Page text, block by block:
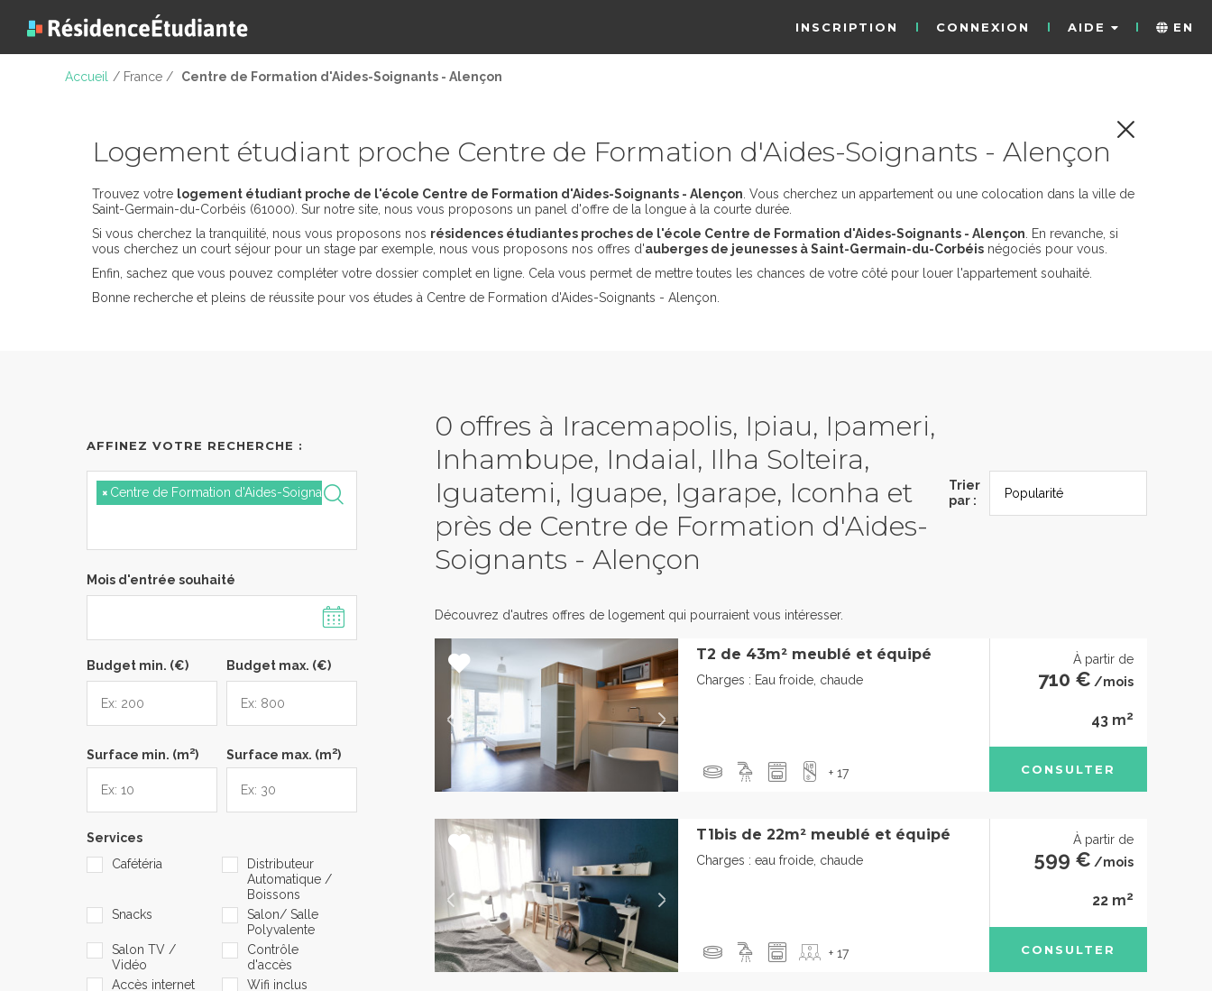
INSCRIPTION CONNEXION AIDE EN
Accueil / France / Centre de Formation d'Aides-Soignants - Alençon
Logement étudiant proche Centre de Formation d'Aides-Soignants - Alençon
Trouvez votre logement étudiant proche de l'école Centre de Formation d'Aides-Soignants - Alençon . Vous cherchez un appartement ou une colocation dans la ville de
Saint-Germain-du-Corbéis (61000). Sur notre site, nous vous proposons un panel d'offre de la longue à la courte durée.
Si vous cherchez la tranquilité, nous vous proposons nos résidences étudiantes proches de l'école Centre de Formation d'Aides-Soignants - Alençon . En revanche, si
vous cherchez un court séjour pour un stage par exemple, nous vous proposons nos offres d'auberges de jeunesses à Saint-Germain-du-Corbéis négociés pour vous.
Enfin, sachez que vous pouvez compléter votre dossier complet en ligne. Cela vous permet de mettre toutes les chances de votre côté pour louer l'appartement souhaité.
Bonne recherche et pleins de réussite pour vos études à Centre de Formation d'Aides-Soignants - Alençon.
0 offres à Iracemapolis, Ipiau, Ipameri,
Inhambupe, Indaial, Ilha Solteira,
Iguatemi, Iguape, Igarape, Iconha et
près de Centre de Formation d'Aides-
Soignants - Alençon
Trier
par :
Découvrez d'autres offres de logement qui pourraient vous intéresser.
T2 de 43m² meublé et équipé
Charges : Eau froide, chaude
+ 17
À partir de
710 € /mois
43 m2
CONSULTER
T1bis de 22m² meublé et équipé
Charges : eau froide, chaude
+ 17
À partir de
599 € /mois
22 m2
CONSULTER
AFFINEZ VOTRE RECHERCHE :
× Centre de Formation d'Aides-Soignants - Alençon
Mois d'entrée souhaité
Budget min. (€) Budget max. (€)
Surface min. (m2) Surface max. (m2)
Services
Cafétéria
Distributeur
Automatique /
Boissons
Snacks
Salon/ Salle
Polyvalente
Salon TV /
Vidéo
Contrôle
d'accès
Accès internet
Wifi inclus